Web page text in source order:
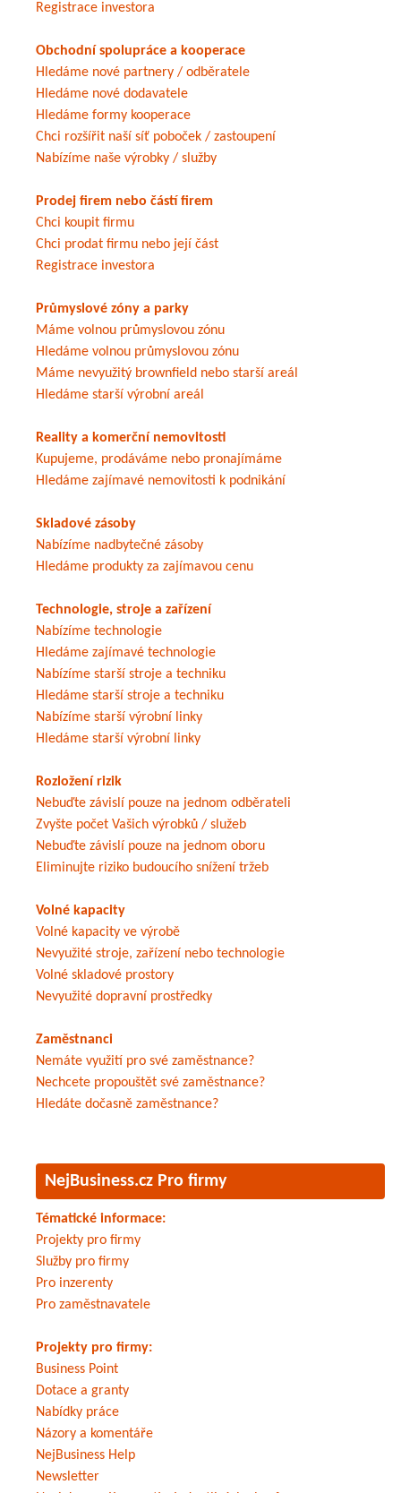
Registrace investora
Obchodní spolupráce a kooperace
Hledáme nové partnery / odběratele
Hledáme nové dodavatele
Hledáme formy kooperace
Chci rozšířit naší síť poboček / zastoupení
Nabízíme naše výrobky / služby
Prodej firem nebo částí firem
Chci koupit firmu
Chci prodat firmu nebo její část
Registrace investora
Průmyslové zóny a parky
Máme volnou průmyslovou zónu
Hledáme volnou průmyslovou zónu
Máme nevyužitý brownfield nebo starší areál
Hledáme starší výrobní areál
Reality a komerční nemovitosti
Kupujeme, prodáváme nebo pronajímáme
Hledáme zajímavé nemovitosti k podnikání
Skladové zásoby
Nabízíme nadbytečné zásoby
Hledáme produkty za zajímavou cenu
Technologie, stroje a zařízení
Nabízíme technologie
Hledáme zajímavé technologie
Nabízíme starší stroje a techniku
Hledáme starší stroje a techniku
Nabízíme starší výrobní linky
Hledáme starší výrobní linky
Rozložení rizik
Nebuďte závislí pouze na jednom odběrateli
Zvyšte počet Vašich výrobků / služeb
Nebuďte závislí pouze na jednom oboru
Eliminujte riziko budoucího snížení tržeb
Volné kapacity
Volné kapacity ve výrobě
Nevyužité stroje, zařízení nebo technologie
Volné skladové prostory
Nevyužité dopravní prostředky
Zaměstnanci
Nemáte využití pro své zaměstnance?
Nechcete propouštět své zaměstnance?
Hledáte dočasně zaměstnance?
NejBusiness.cz Pro firmy
Tématické informace:
Projekty pro firmy
Služby pro firmy
Pro inzerenty
Pro zaměstnavatele
Projekty pro firmy:
Business Point
Dotace a granty
Nabídky práce
Názory a komentáře
NejBusiness Help
Newsletter